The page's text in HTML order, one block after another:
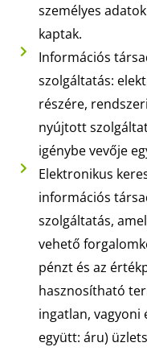
személyes
kaptak.
Információs
szolgáltatás:
részére,
nyújtott
igénybe vevője
Elektronikus
információs
szolgáltatás,
vehető
pénzt és az
hasznosítható
ingatlan, vagyoni
együtt: áru)